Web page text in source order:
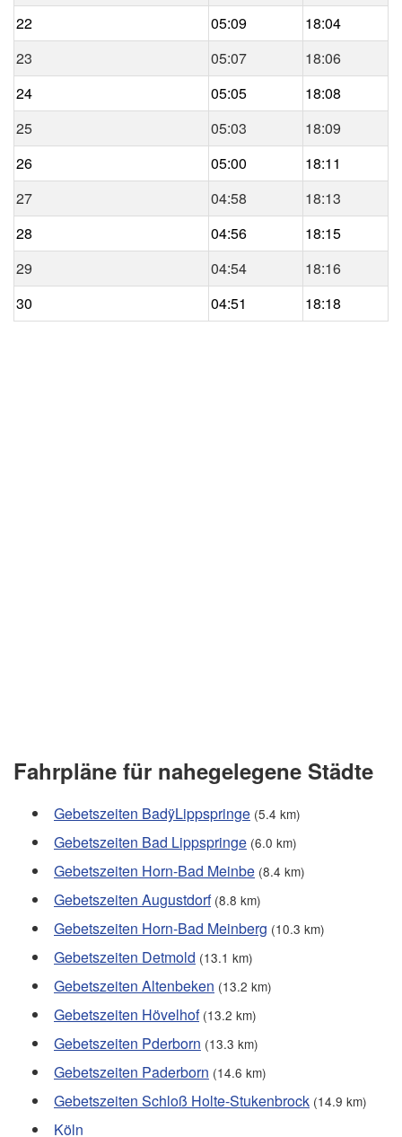
22
05:09
18:04
23
05:07
18:06
24
05:05
18:08
25
05:03
18:09
26
05:00
18:11
27
04:58
18:13
28
04:56
18:15
29
04:54
18:16
30
04:51 18:18
Fahrpläne für nahegelegene Städte
Gebetszeiten BadÿLippspringe (5.4 km)
Gebetszeiten Bad Lippspringe (6.0 km)
Gebetszeiten Horn-Bad Meinbe (8.4 km)
Gebetszeiten Augustdorf (8.8 km)
Gebetszeiten Horn-Bad Meinberg (10.3 km)
Gebetszeiten Detmold (13.1 km)
Gebetszeiten Altenbeken (13.2 km)
Gebetszeiten Hövelhof (13.2 km)
Gebetszeiten Pderborn (13.3 km)
Gebetszeiten Paderborn (14.6 km)
Gebetszeiten Schloß Holte-Stukenbrock (14.9 km)
Köln